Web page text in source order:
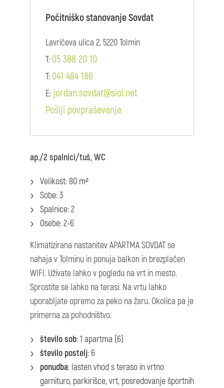
Počitniško stanovanje Sovdat
Lavričeva ulica 2, 5220 Tolmin
T: 05 388 20 10
T: 041 484 186
E: jordan.sovdat@siol.net
Pošlji povpraševanje
ap./2 spalnici/tuš, WC
Velikost: 80 m²
Sobe: 3
Spalnice: 2
Osebe: 2-6
Klimatizirana nastanitev APARTMA SOVDAT se
nahaja v Tolminu in ponuja balkon in brezplačen
WIFI. Uživate lahko v pogledu na vrt in mesto.
Sprostite se lahko na terasi. Na vrtu lahko
uporabljate opremo za peko na žaru. Okolica pa je
primerna za pohodništvo.
število sob: 1 apartma (6)
število postelj: 6
ponudba: lasten vhod s teraso in vrtno
garnituro, parkirišce, vrt, posredovanje športnih